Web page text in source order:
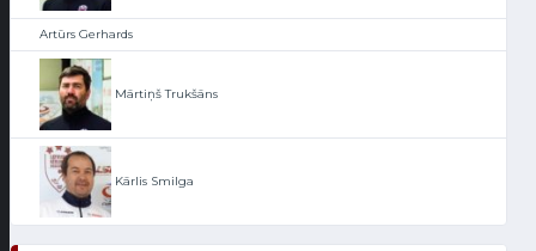
Artūrs Gerhards
Mārtiņš Trukšāns
Kārlis Smilga